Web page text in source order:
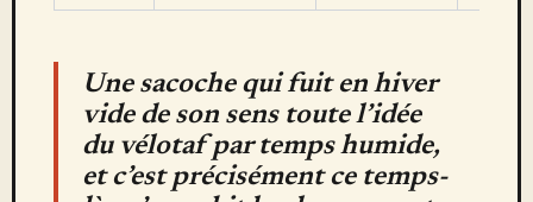
Une sacoche qui fuit en hiver
vide de son sens toute l’idée
du vélotaf par temps humide,
et c’est précisément ce temps-